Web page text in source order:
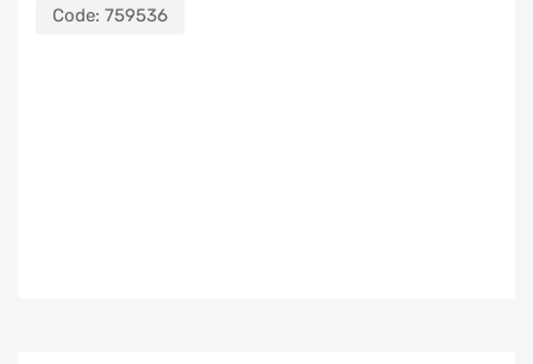
Code: 759536